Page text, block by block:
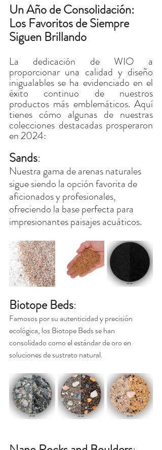
Un Año de Consolidación:
Los Favoritos de Siempre
Siguen Brillando
La dedicación de WIO a
proporcionar una calidad y diseño
inigualables se ha evidenciado en el
éxito continuo de nuestros
productos más emblemáticos. Aquí
tienes cómo algunas de nuestras
colecciones destacadas prosperaron
en 2024:
Sands:
Nuestra gama de arenas naturales
sigue siendo la opción favorita de
aficionados y profesionales,
ofreciendo la base perfecta para
impresionantes paisajes acuáticos.
Biotope Beds:
Famosos por su autenticidad y precisión
ecológica, los Biotope Beds se han
consolidado como el estándar de oro en
soluciones de sustrato natural.